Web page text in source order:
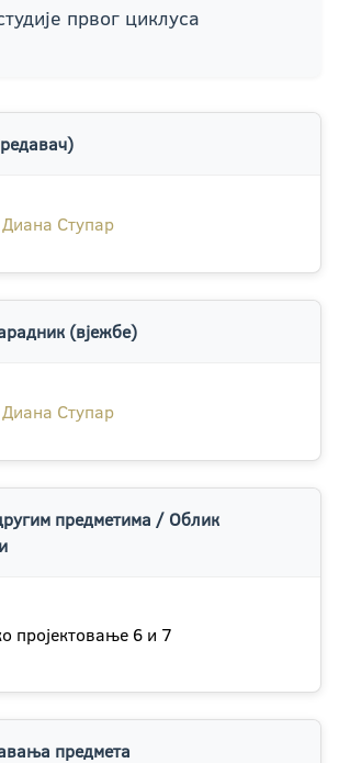
првог циклуса
Ступар
(вјежбе)
Ступар
предметима / Облик
пројектовање 6 и 7
предмета